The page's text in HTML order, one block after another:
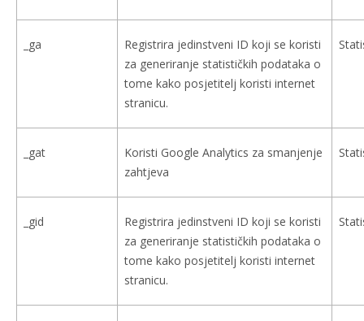
_ga
Registrira jedinstveni ID koji se koristi
za generiranje statističkih podataka o
tome kako posjetitelj koristi internet
stranicu.
_gat
Koristi Google Analytics za smanjenje
zahtjeva
_gid
Registrira jedinstveni ID koji se koristi
za generiranje statističkih podataka o
tome kako posjetitelj koristi internet
stranicu.